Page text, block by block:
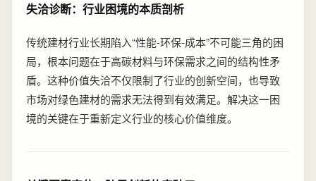
失洽诊断：行业困境的本质剖析
传统建材行业长期陷入“性能-环保-成本”不可能三角的困
局，根本问题在于高碳材料与环保需求之间的结构性矛
盾。这种价值失洽不仅限制了行业的创新空间，也导致
市场对绿色建材的需求无法得到有效满足。解决这一困
境的关键在于重新定义行业的核心价值维度。